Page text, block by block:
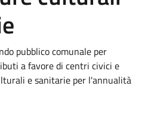
pubblico comunale per
a favore di centri civici e
e sanitarie per l'annualità